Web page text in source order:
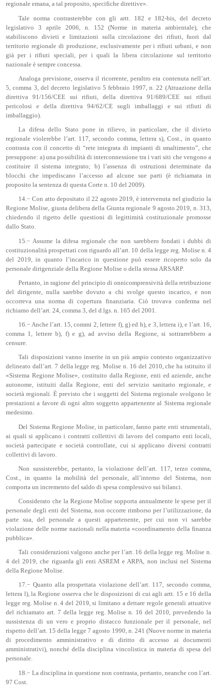
regionale emana, a tal proposito, specifiche direttive».
Tale norma contrasterebbe con gli artt. 182 e 182-bis, del decreto
legislativo 3 aprile 2006, n. 152 (Norme in materia ambientale), che
stabiliscono divieti e limitazioni sulla circolazione dei rifiuti, fuori dal
territorio regionale di produzione, esclusivamente per i rifiuti urbani, e non
già per i rifiuti speciali, per i quali la libera circolazione sul territorio
nazionale è sempre concessa.
Analoga previsione, osserva il ricorrente, peraltro era contenuta nell’art.
5, comma 3, del decreto legislativo 5 febbraio 1997, n. 22 (Attuazione della
direttiva 91/156/CEE sui rifiuti, della direttiva 91/689/CEE sui rifiuti
pericolosi e della direttiva 94/62/CE sugli imballaggi e sui rifiuti di
imballaggio).
La difesa dello Stato pone in rilievo, in particolare, che il divieto
regionale violerebbe l’art. 117, secondo comma, lettera s), Cost., in quanto
contrasta con il concetto di “rete integrata di impianti di smaltimento”, che
presuppone: a) una possibilità di interconnessione tra i vari siti che vengono a
costituire il sistema integrato; b) l’assenza di ostruzioni determinate da
blocchi che impediscano l’accesso ad alcune sue parti (è richiamata in
proposito la sentenza di questa Corte n. 10 del 2009).
14.− Con atto depositato il 22 agosto 2019, è intervenuta nel giudizio la
Regione Molise, giusta delibera della Giunta regionale 9 agosto 2019, n. 313,
chiedendo il rigetto delle questioni di legittimità costituzionale promosse
dallo Stato.
15.− Assume la difesa regionale che non sarebbero fondati i dubbi di
costituzionalità prospettati con riguardo all’art. 10 della legge reg. Molise n. 4
del 2019, in quanto l’incarico in questione può essere ricoperto solo da
personale dirigenziale della Regione Molise o della stessa ARSARP.
Pertanto, in ragione del principio di onnicomprensività della retribuzione
del dirigente, nulla sarebbe dovuto a chi svolge questo incarico, e non
occorreva una norma di copertura finanziaria. Ciò trovava conferma nel
richiamo dell’art. 24, comma 3, del d.lgs. n. 165 del 2001.
16.− Anche l’art. 15, commi 2, lettere f), g) ed h), e 3, lettera i), e l’art. 16,
comma 1, lettere b), f) e g), ad avviso della Regione, si sottrarrebbero a
censure.
Tali disposizioni vanno inserite in un più ampio contesto organizzativo
delineato dall’art. 7 della legge reg. Molise n. 16 del 2010, che ha istituito il
«Sistema Regione Molise», costituito dalla Regione, enti ed aziende, anche
autonome, istituiti dalla Regione, enti del servizio sanitario regionale, e
società regionali. È previsto che i soggetti del Sistema regionale svolgono le
prestazioni a favore di ogni altro soggetto appartenente al Sistema regionale
medesimo.
Del Sistema Regione Molise, in particolare, fanno parte enti strumentali,
ai quali si applicano i contratti collettivi di lavoro del comparto enti locali,
società partecipate e società controllate, cui si applicano diversi contratti
collettivi di lavoro.
Non sussisterebbe, pertanto, la violazione dell’art. 117, terzo comma,
Cost., in quanto la mobilità del personale, all’interno del Sistema, non
comporta un incremento del saldo di spesa complessivo sui bilanci.
Considerato che la Regione Molise sopporta annualmente le spese per il
personale degli enti del Sistema, non occorre rimborso per l’utilizzazione, da
parte sua, del personale a questi appartenente, per cui non vi sarebbe
violazione delle norme nazionali nella materia «coordinamento della finanza
pubblica».
Tali considerazioni valgono anche per l’art. 16 della legge reg. Molise n.
4 del 2019, che riguarda gli enti ASREM e ARPA, non inclusi nel Sistema
della Regione Molise.
17.− Quanto alla prospettata violazione dell’art. 117, secondo comma,
lettera l), la Regione osserva che le disposizioni di cui agli artt. 15 e 16 della
legge reg. Molise n. 4 del 2019, si limitano a dettare regole generali attuative
del richiamato art. 7 della legge reg. Molise n. 16 del 2010, prevedendo la
sussistenza di un vero e proprio distacco funzionale per il personale, nel
rispetto dell’art. 15 della legge 7 agosto 1990, n. 241 (Nuove norme in materia
di procedimento amministrativo e di diritto di accesso ai documenti
amministrativi), nonché della disciplina vincolistica in materia di spesa del
personale.
18.− La disciplina in questione non contrasta, pertanto, neanche con l’art.
97 Cost.